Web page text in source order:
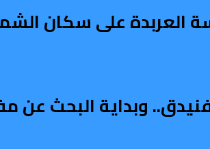
العربدة على سكان
وبداية البحث عن